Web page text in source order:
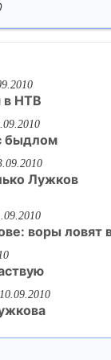
в НТВ
быдлом
Лужков
воры ловят
10.09.2010